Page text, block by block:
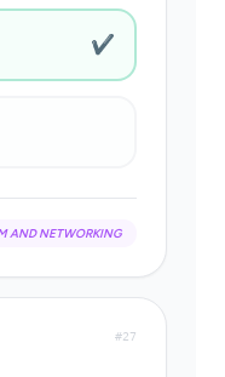
✔
AND NETWORKING
#27